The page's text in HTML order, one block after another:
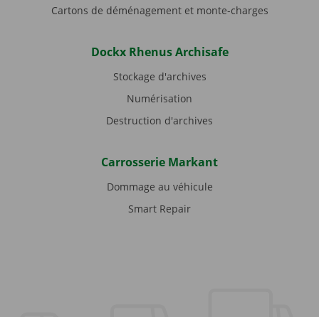
Cartons de déménagement et monte-charges
Dockx Rhenus Archisafe
Stockage d'archives
Numérisation
Destruction d'archives
Carrosserie Markant
Dommage au véhicule
Smart Repair